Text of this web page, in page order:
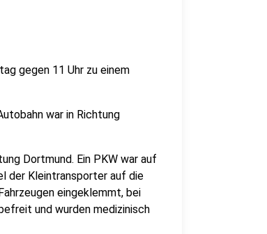
gegen 11 Uhr zu einem
war in Richtung
Dortmund. Ein PKW war auf
der Kleintransporter auf die
eingeklemmt, bei
und wurden medizinisch